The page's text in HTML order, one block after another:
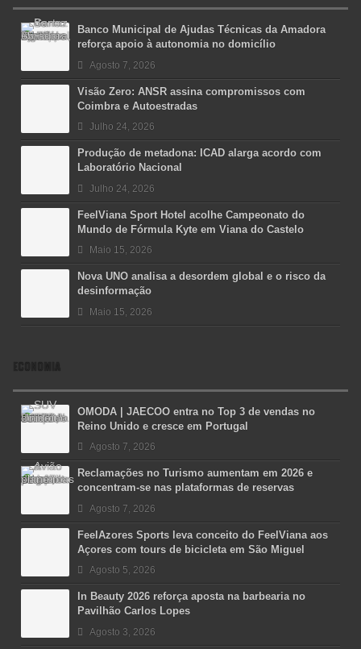
Banco Municipal de Ajudas Técnicas da Amadora
reforça apoio à autonomia no domicílio
Agosto 7, 2026
Visão Zero: ANSR assina compromissos com
Coimbra e Autoestradas
Julho 24, 2026
Produção de metadona: ICAD alarga acordo com
Laboratório Nacional
Julho 24, 2026
FeelViana Sport Hotel acolhe Campeonato do
Mundo de Fórmula Kyte em Viana do Castelo
Maio 15, 2026
Nova UNO analisa a desordem global e o risco da
desinformação
Maio 15, 2026
ECONOMIA
OMODA | JAECOO entra no Top 3 de vendas no
Reino Unido e cresce em Portugal
Agosto 7, 2026
Reclamações no Turismo aumentam em 2026 e
concentram-se nas plataformas de reservas
Agosto 7, 2026
FeelAzores Sports leva conceito do FeelViana aos
Açores com tours de bicicleta em São Miguel
Agosto 5, 2026
In Beauty 2026 reforça aposta na barbearia no
Pavilhão Carlos Lopes
Agosto 3, 2026